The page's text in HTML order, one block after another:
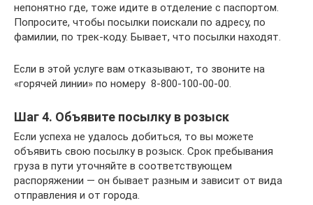
непонятно где, тоже идите в отделение с паспортом.
Попросите, чтобы посылки поискали по адресу, по
фамилии, по трек-коду. Бывает, что посылки находят.
Если в этой услуге вам отказывают, то звоните на
«горячей линии» по номеру 8-800-100-00-00.
Шаг 4. Объявите посылку в розыск
Если успеха не удалось добиться, то вы можете
объявить свою посылку в розыск. Срок пребывания
груза в пути уточняйте в соответствующем
распоряжении — он бывает разным и зависит от вида
отправления и от города.